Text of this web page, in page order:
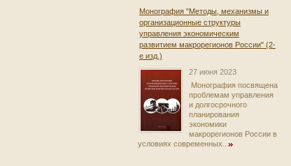
Монография "Методы, механизмы и
организационные структуры
управления экономическим
развитием макрорегионов России" (2-
е изд.)
27 июня 2023
Монография посвящена
проблемам управления
и долгосрочного
планирования
экономики
макрорегионов России в
условиях современных...